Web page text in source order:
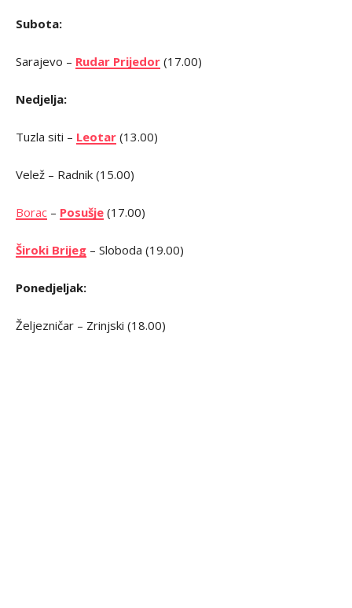
Subota:
Sarajevo – Rudar Prijedor (17.00)
Nedjelja:
Tuzla siti – Leotar (13.00)
Velež – Radnik (15.00)
Borac – Posušje (17.00)
Široki Brijeg – Sloboda (19.00)
Ponedjeljak:
Željezničar – Zrinjski (18.00)